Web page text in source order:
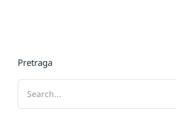
Pretraga